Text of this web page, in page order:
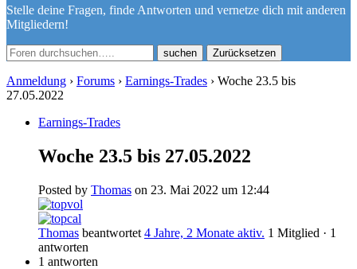
Stelle deine Fragen, finde Antworten und vernetze dich mit anderen
Mitgliedern!
Zurücksetzen
Anmeldung › Forums › Earnings-Trades › Woche 23.5 bis
27.05.2022
Earnings-Trades
Woche 23.5 bis 27.05.2022
Posted by Thomas on 23. Mai 2022 um 12:44
Thomas beantwortet 4 Jahre, 2 Monate aktiv. 1 Mitglied · 1
antworten
1 antworten